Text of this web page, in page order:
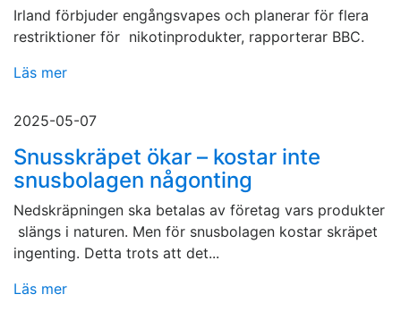
Irland förbjuder engångsvapes och planerar för flera
restriktioner för nikotinprodukter, rapporterar BBC.
Läs mer
2025-05-07
Snusskräpet ökar – kostar inte
snusbolagen någonting
Nedskräpningen ska betalas av företag vars produkter
slängs i naturen. Men för snusbolagen kostar skräpet
ingenting. Detta trots att det...
Läs mer